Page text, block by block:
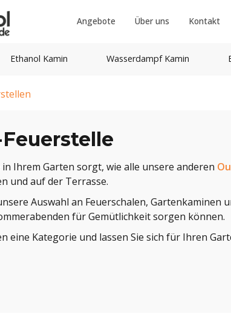
Angebote Über uns Kontakt
Ethanol Kamin Wasserdampf Kamin
in Ihrem Garten sorgt, wie alle unsere anderen
und auf der Terrasse.
Auswahl an Feuerschalen, Gartenkaminen
für Gemütlichkeit sorgen können.
eine Kategorie und lassen Sie sich für Ihren